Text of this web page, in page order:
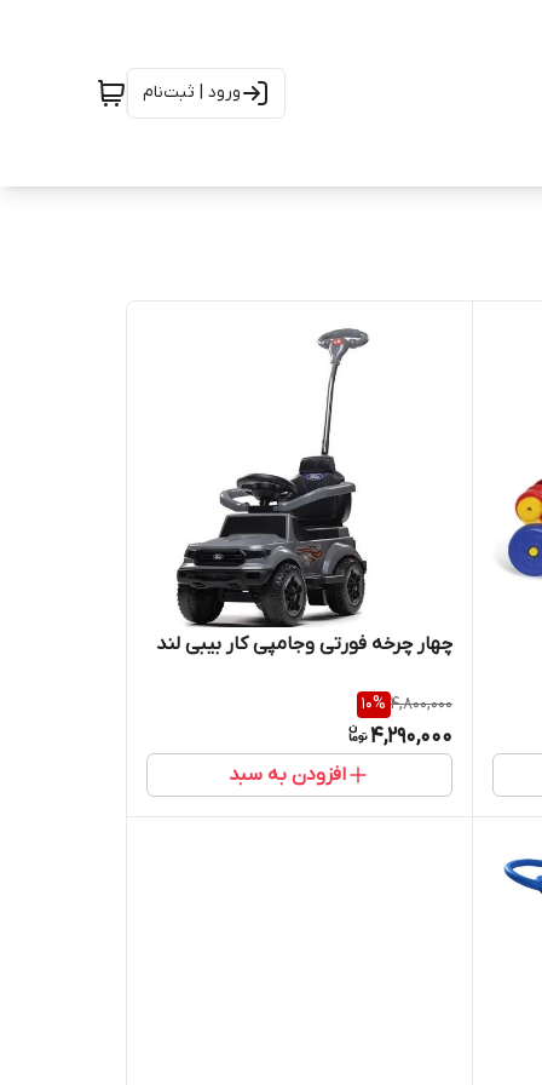
ورود | ثبت‌نام
چهار چرخه فورتی و‌جامپی کار بیبی لند
4,800,000
10%
4,290,000
افزودن به سبد